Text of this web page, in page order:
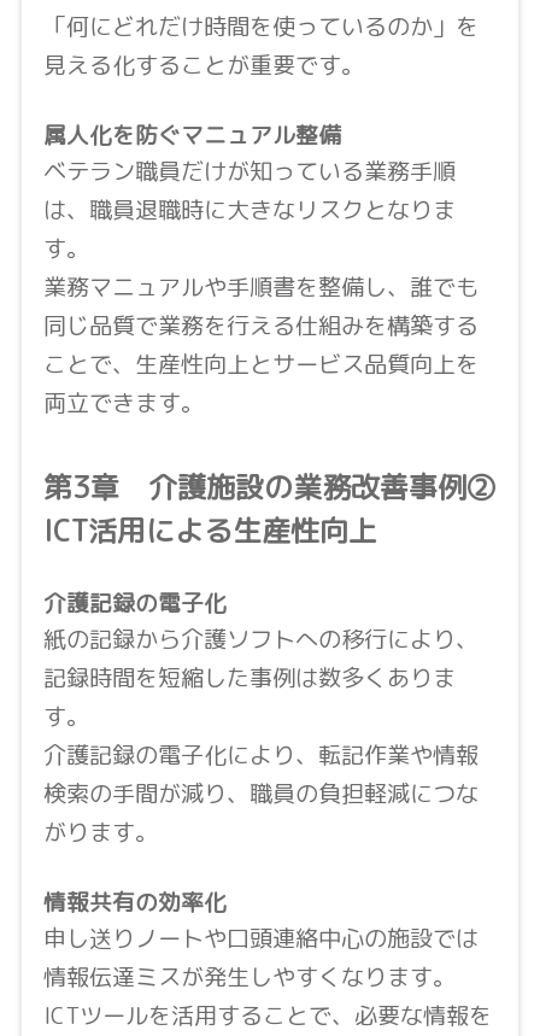
「何にどれだけ時間を使っているのか」を
見える化することが重要です。
属人化を防ぐマニュアル整備
ベテラン職員だけが知っている業務手順
は、職員退職時に大きなリスクとなりま
す。
業務マニュアルや手順書を整備し、誰でも
同じ品質で業務を行える仕組みを構築する
ことで、生産性向上とサービス品質向上を
両立できます。
第3章 介護施設の業務改善事例②
ICT活用による生産性向上
介護記録の電子化
紙の記録から介護ソフトへの移行により、
記録時間を短縮した事例は数多くありま
す。
介護記録の電子化により、転記作業や情報
検索の手間が減り、職員の負担軽減につな
がります。
情報共有の効率化
申し送りノートや口頭連絡中心の施設では
情報伝達ミスが発生しやすくなります。
ICTツールを活用することで、必要な情報を